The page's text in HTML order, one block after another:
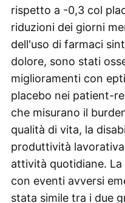
rispetto a -0,3 col
riduzioni dei giorni
dell'uso di farmaci
dolore, sono stati
miglioramenti con
placebo nei patient-
che misurano il
qualità di vita, la
produttività
attività quotidiane.
con eventi avversi
stata simile tra i due